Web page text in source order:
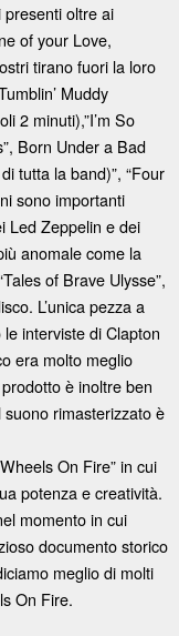
oltre ai
of your Love,
tirano fuori la loro
Muddy
2 minuti),”I’m So
Born Under a Bad
tutta la band)”, “Four
sono importanti
Led Zeppelin e dei
anomale come la
of Brave Ulysse”,
L’unica pezza a
interviste di Clapton
era molto meglio
è inoltre ben
rimasterizzato è
On Fire” in cui
potenza e creatività.
momento in cui
documento storico
meglio di molti
On Fire.